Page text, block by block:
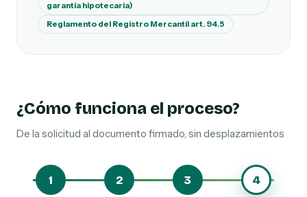
garantía hipotecaria)
Reglamento del Registro Mercantil art. 94.5
¿Cómo funciona el proceso?
De la solicitud al documento firmado, sin desplazamientos
1 2 3 4